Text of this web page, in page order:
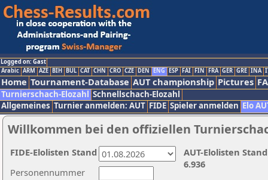
Logged on: Gast
Arabic ARM AZE BIH BUL CAT CHN CRO CZE DEN ENG ESP FAI FIN FRA GER GRE INA
Home Tournament-Database AUT championship Pictures
Turnierschach-Elozahl Schnellschach-Elozahl
Allgemeines Turnier anmelden: AUT FIDE Spieler anmelden Elo
Willkommen bei den offiziellen
Personennummer
AUT-Elolisten
6.936
FIDE-Elolisten Stand